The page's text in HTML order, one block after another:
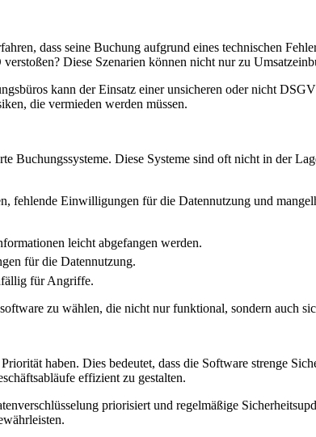
dass seine Buchung aufgrund eines technischen
Diese Szenarien können nicht nur zu
kann der Einsatz einer unsicheren oder nicht
die vermieden werden müssen.
Buchungssysteme. Diese Systeme sind oft nicht in der
fehlende Einwilligungen für die Datennutzung und
leicht abgefangen werden.
für die Datennutzung.
für Angriffe.
zu wählen, die nicht nur funktional, sondern auch
haben. Dies bedeutet, dass die Software strenge
effizient zu gestalten.
priorisiert und regelmäßige